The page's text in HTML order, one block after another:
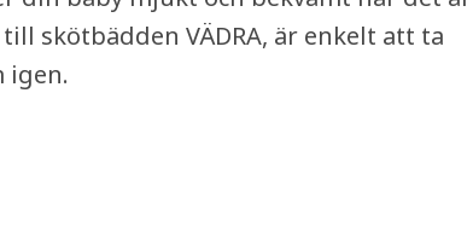
skötbädden VÄDRA, är enkelt att ta
igen.